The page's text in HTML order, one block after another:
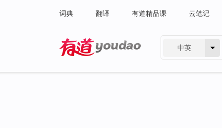
词典 翻译 有道精品课 云笔记
中英